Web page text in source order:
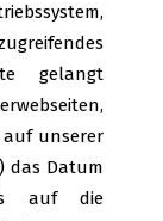
gelangt
auf unserer
das Datum
auf die